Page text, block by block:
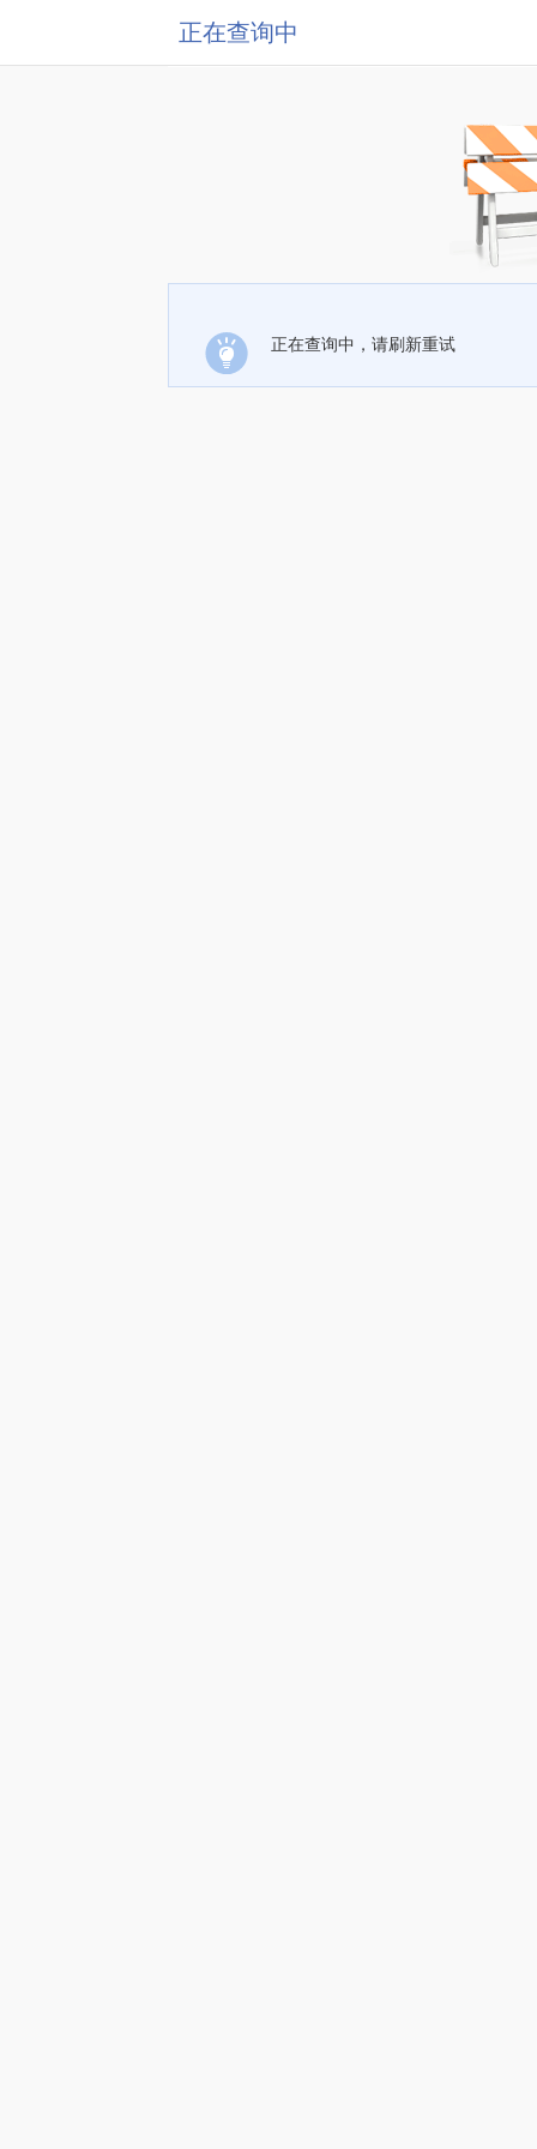
正在查询中
正在查询中，请刷新重试